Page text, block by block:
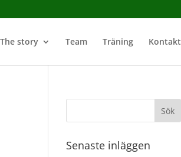
The story Team Träning Kontakt
Senaste inläggen